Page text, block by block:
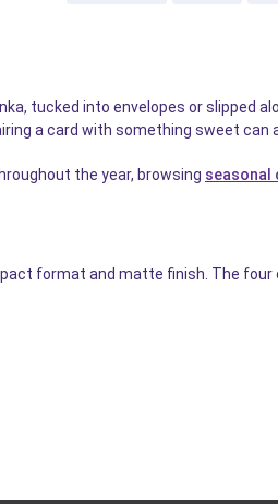
tucked into envelopes or slipped
a card with something sweet can
the year, browsing seasonal
format and matte finish. The